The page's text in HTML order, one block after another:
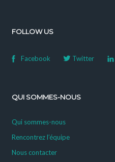
FOLLOW US
Facebook Twitter
QUI SOMMES-NOUS
Qui sommes-nous
Rencontrez l’équipe
Nous contacter